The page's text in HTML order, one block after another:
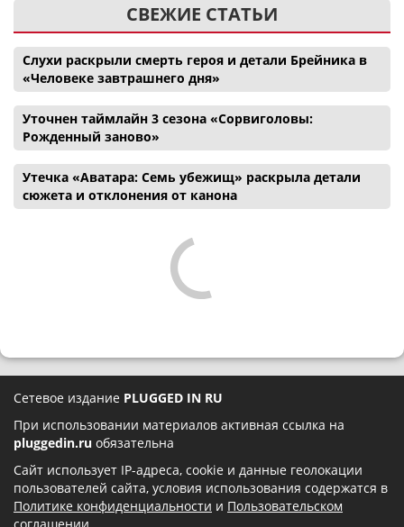
СВЕЖИЕ СТАТЬИ
Слухи раскрыли смерть героя и детали Брейника в
«Человеке завтрашнего дня»
Уточнен таймлайн 3 сезона «Сорвиголовы:
Рожденный заново»
Утечка «Аватара: Семь убежищ» раскрыла детали
сюжета и отклонения от канона
Сетевое издание PLUGGED IN RU
При использовании материалов активная ссылка на
pluggedin.ru обязательна
Сайт использует IP-адреса, cookie и данные геолокации
пользователей сайта, условия использования содержатся в
Политике конфиденциальности и Пользовательском
соглашении